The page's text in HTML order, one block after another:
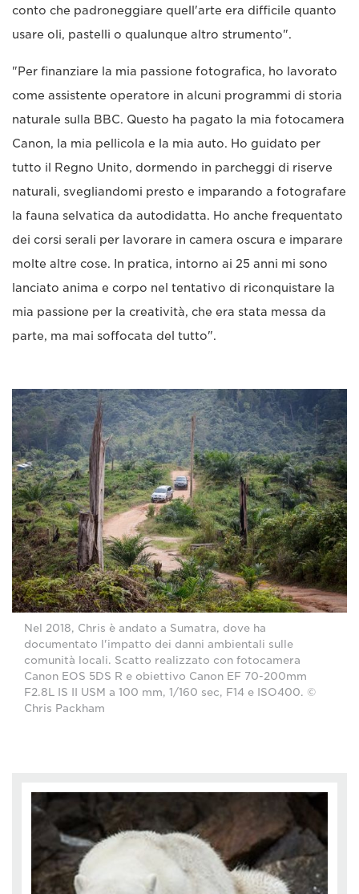
conto che padroneggiare quell'arte era difficile quanto
usare oli, pastelli o qualunque altro strumento".
"Per finanziare la mia passione fotografica, ho lavorato
come assistente operatore in alcuni programmi di storia
naturale sulla BBC. Questo ha pagato la mia fotocamera
Canon, la mia pellicola e la mia auto. Ho guidato per
tutto il Regno Unito, dormendo in parcheggi di riserve
naturali, svegliandomi presto e imparando a fotografare
la fauna selvatica da autodidatta. Ho anche frequentato
dei corsi serali per lavorare in camera oscura e imparare
molte altre cose. In pratica, intorno ai 25 anni mi sono
lanciato anima e corpo nel tentativo di riconquistare la
mia passione per la creatività, che era stata messa da
parte, ma mai soffocata del tutto".
Nel 2018, Chris è andato a Sumatra, dove ha
documentato l'impatto dei danni ambientali sulle
comunità locali. Scatto realizzato con fotocamera
Canon EOS 5DS R e obiettivo Canon EF 70-200mm
F2.8L IS II USM a 100 mm, 1/160 sec, F14 e ISO400. ©
Chris Packham